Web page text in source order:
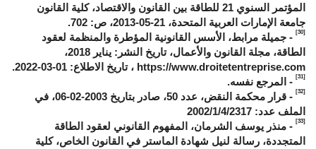
المؤتمر السنوي 21 للطاقة بين القانون والاقتصاد، كلية القانون
جامعة الإمارات العربية المتحدة، 21-05-2013، ص: 702.
[30] - جميلة مرابط، الأسس القانونية المؤطرة والمنظمة لعقود
الطاقة، مجلة القانون والأعمال، تاريخ النشر: يناير 2018،
https://www.droitetentreprise.com ، تاريخ الاطلاع: 01-03-2022.
[31] - المرجع نفسه.
[32]
- قرار محكمة النقض، عدد 50، صادر بتاريخ 2003-02-06، في
الملف عدد: 2002/1/4/2317
[33] - منذر يوسف الشرمان، المفهوم القانوني لعقود الطاقة
المتجددة، رسالة لنيل شهادة الماستر في القانون الخاص، كلية